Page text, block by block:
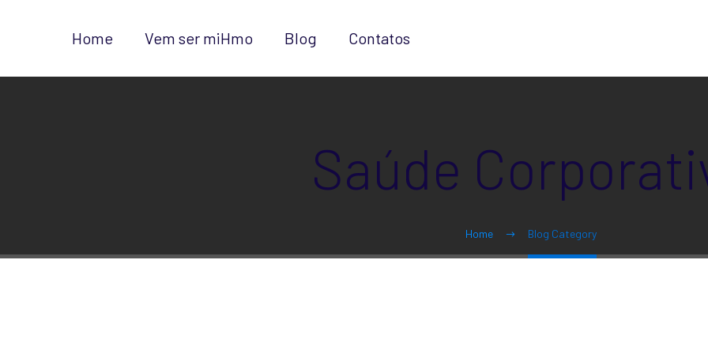
Home Vem ser miHmo Blog Contatos
Saúde
Home Blog Category